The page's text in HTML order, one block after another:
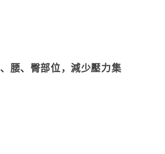
腰、臀部位，減少壓力集